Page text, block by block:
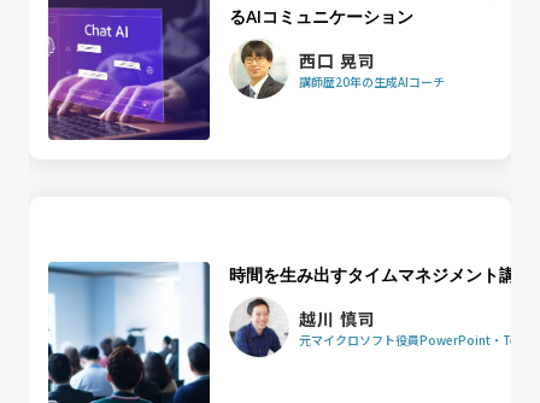
るAIコミュニケーション
西口 晃司
講師歴20年の生成AIコーチ
時間を生み出すタイムマネジメント講座
越川 慎司
元マイクロソフト役員PowerPoint・